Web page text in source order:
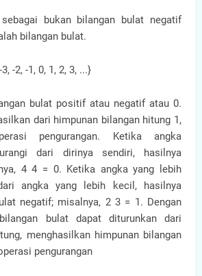
bukan bilangan bulat negatif
bilangan bulat.
-2, -1, 0, 1, 2, 3, ...}
bulat positif atau negatif atau 0.
dari himpunan bilangan hitung 1,
pengurangan. Ketika angka
dari dirinya sendiri, hasilnya
4 4 = 0. Ketika angka yang lebih
angka yang lebih kecil, hasilnya
negatif; misalnya, 2 3 = 1. Dengan
bulat dapat diturunkan dari
menghasilkan himpunan bilangan
pengurangan